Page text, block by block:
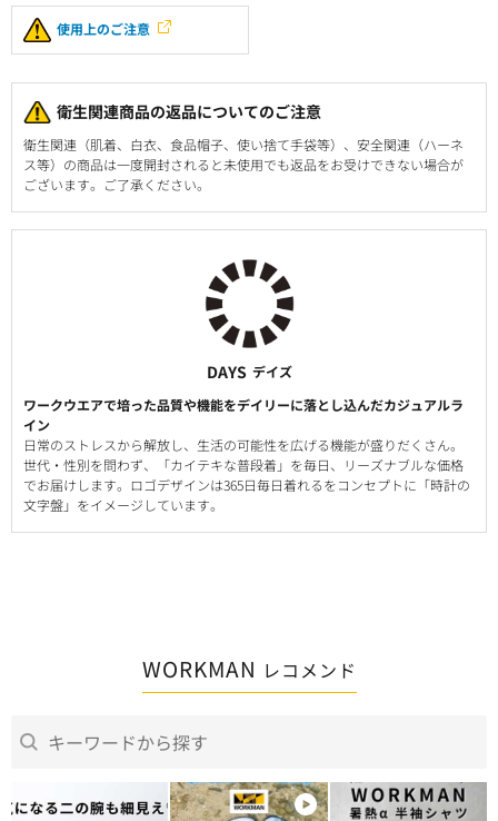
使用上のご注意
衛生関連商品の返品についてのご注意
衛生関連（肌着、白衣、食品帽子、使い捨て手袋等）、安全関連（ハーネ
ス等）の商品は一度開封されると未使用でも返品をお受けできない場合が
ございます。ご了承ください。
DAYS デイズ
ワークウエアで培った品質や機能をデイリーに落とし込んだカジュアルラ
イン
日常のストレスから解放し、生活の可能性を広げる機能が盛りだくさん。
世代・性別を問わず、「カイテキな普段着」を毎日、リーズナブルな価格
でお届けします。ロゴデザインは365日毎日着れるをコンセプトに「時計の
文字盤」をイメージしています。
WORKMAN レコメンド